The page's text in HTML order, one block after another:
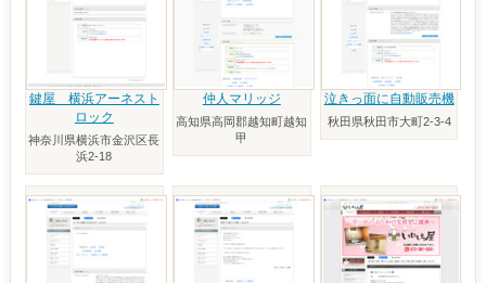
鍵屋 横浜アーネスト
ロック
神奈川県横浜市金沢区長
浜2-18
仲人マリッジ
高知県高岡郡越知町越知
甲
泣きっ面に自動販売機
秋田県秋田市大町2-3-4